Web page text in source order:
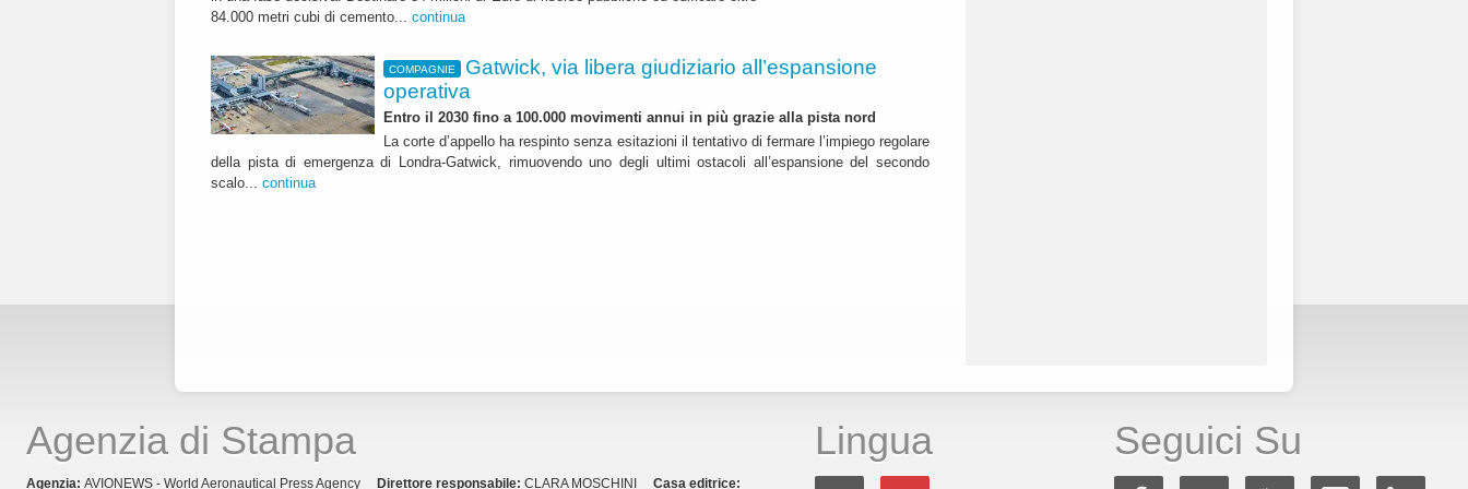
84.000 metri cubi di cemento... continua
COMPAGNIE
Gatwick, via libera giudiziario all’espansione
operativa
Entro il 2030 fino a 100.000 movimenti annui in più grazie alla pista nord
La corte d’appello ha respinto senza esitazioni il tentativo di fermare l’impiego regolare
della pista di emergenza di Londra-Gatwick, rimuovendo uno degli ultimi ostacoli all’espansione del secondo
scalo... continua
Agenzia di Stampa
Agenzia: AVIONEWS - World Aeronautical Press Agency Direttore responsabile: CLARA MOSCHINI Casa editrice:
Lingua Seguici Su